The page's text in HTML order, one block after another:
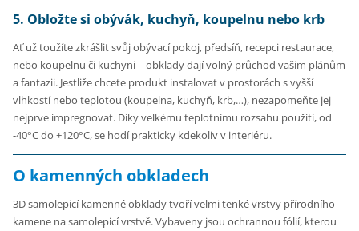
5. Obložte si obývák, kuchyň, koupelnu nebo krb
Ať už toužíte zkrášlit svůj obývací pokoj, předsíň, recepci restaurace,
nebo koupelnu či kuchyni – obklady dají volný průchod vašim plánům
a fantazii. Jestliže chcete produkt instalovat v prostorách s vyšší
vlhkostí nebo teplotou (koupelna, kuchyň, krb,…), nezapomeňte jej
nejprve impregnovat. Díky velkému teplotnímu rozsahu použití, od
-40°C do +120°C, se hodí prakticky kdekoliv v interiéru.
O kamenných obkladech
3D samolepicí kamenné obklady tvoří velmi tenké vrstvy přírodního
kamene na samolepicí vrstvě. Vybaveny jsou ochrannou fólií, kterou